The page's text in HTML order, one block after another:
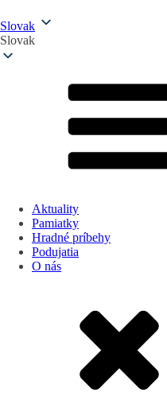
Slovak
Slovak
Aktuality
Pamiatky
Hradné príbehy
Podujatia
O nás